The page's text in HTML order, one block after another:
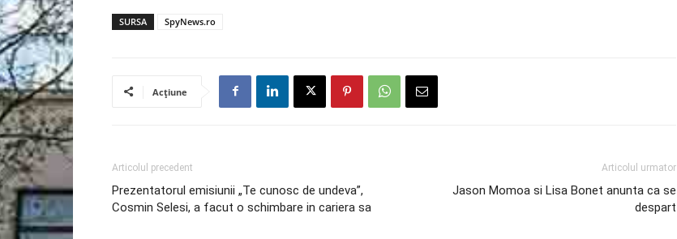
SURSA SpyNews.ro
Acțiune
Articolul precedent
Prezentatorul emisiunii „Te cunosc de undeva”,
Cosmin Selesi, a facut o schimbare in cariera sa
Articolul urmator
Jason Momoa si Lisa Bonet anunta ca se
despart